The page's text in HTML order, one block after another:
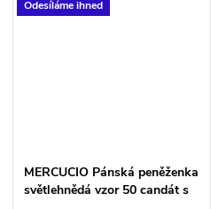
Odesíláme ihned
MERCUCIO Pánská peněženka
světlehnědá vzor 50 candát s